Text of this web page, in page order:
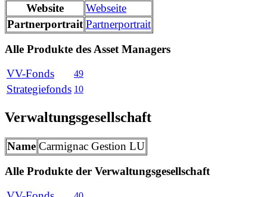
Website
Webseite
Partnerportrait Partnerportrait
Alle Produkte des Asset Managers
VV-Fonds
49
Strategiefonds 10
Verwaltungsgesellschaft
Name Carmignac Gestion LU
Alle Produkte der Verwaltungsgesellschaft